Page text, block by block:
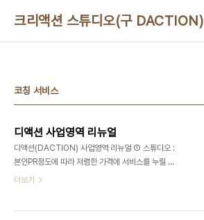
크리액션 스튜디오(구 DACTION)
코칭 서비스
디액션 사업영역 리뉴얼
디액션(DACTION) 사업영역 리뉴얼 ① 스튜디오 :
본인PR정도에 따라 저렴한 가격에 서비스를 누릴 수
있다. 사진 - 증명사진, 프로필사진,제품사진 영상 -
더보기